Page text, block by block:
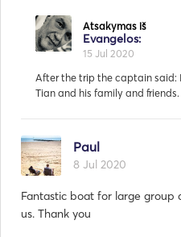
Paul
8 Jul 2020
Fantastic boat for large
us. Thank you